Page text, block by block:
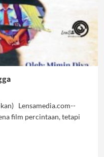
Lensamedia.com--
film percintaan, tetapi